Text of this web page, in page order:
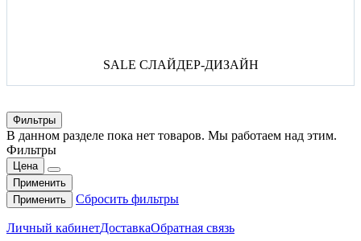
SALE СЛАЙДЕР-ДИЗАЙН
Фильтры
В данном разделе пока нет товаров. Мы работаем над этим.
Фильтры
Цена
Применить
Применить
Сбросить фильтры
Личный кабинетДоставкаОбратная связь